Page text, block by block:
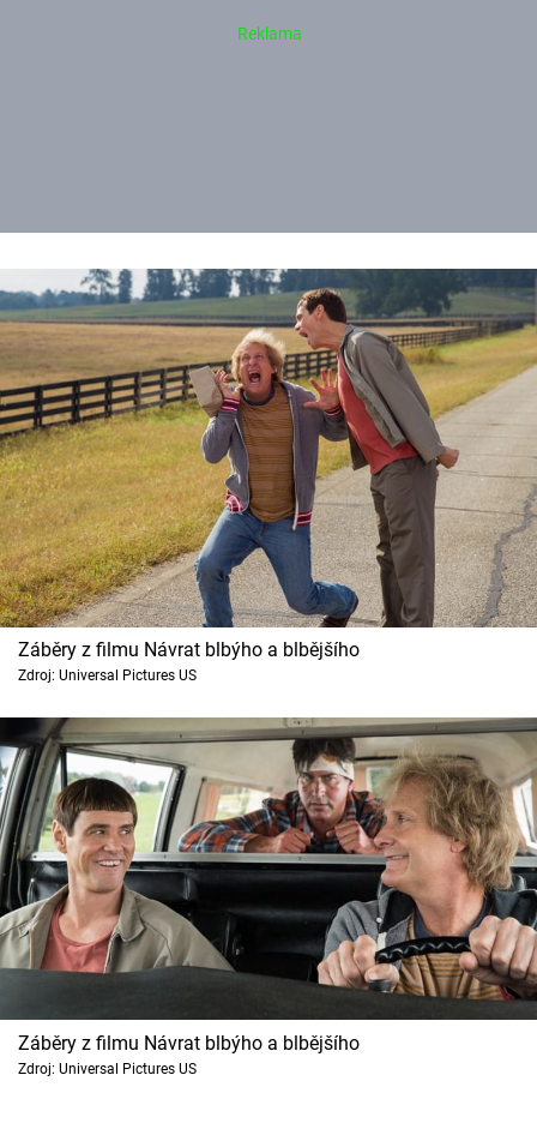
Záběry z filmu Návrat blbýho a blbějšího
Zdroj: Universal Pictures US
Záběry z filmu Návrat blbýho a blbějšího
Zdroj: Universal Pictures US